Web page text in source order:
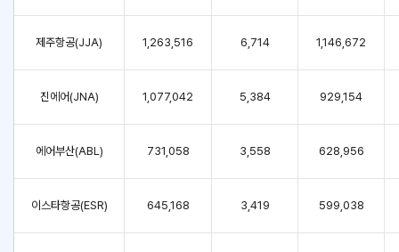
제주항공(JJA) 1,263,516 6,714 1,146,672
진에어(JNA) 1,077,042 5,384 929,154
에어부산(ABL) 731,058 3,558 628,956
이스타항공(ESR) 645,168 3,419 599,038